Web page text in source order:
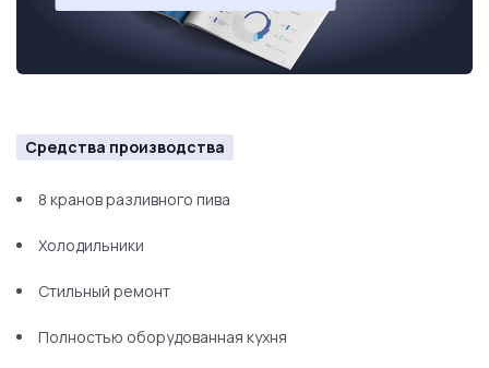
Средства производства
8 кранов разливного пива
Холодильники
Стильный ремонт
Полностью оборудованная кухня